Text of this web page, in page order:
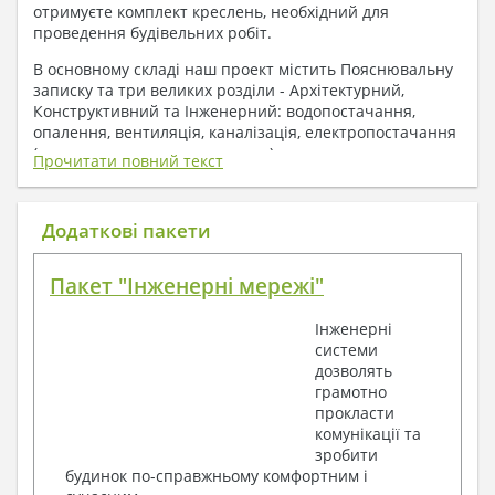
отримуєте комплект креслень, необхідний для
проведення будівельних робіт.
В основному складі наш проект містить Пояснювальну
записку та три великих розділи - Архітектурний,
Конструктивний та Інженерний: водопостачання,
опалення, вентиляція, каналізація, електропостачання
( купується за додаткову плату ).
1. До складу Архітектурного розділу
входять:
План покрівлі
Фасади з даними зовнішніх оздоблень
Елементи прорізів – специфікація
Дані перемичок – перетин та специфікація
Обсяги основних будівельних матеріалів
Архітектурні вузли в конструкціях
2. До складу Конструктивного розділу
Прочитати повний текст
Додаткові пакети
Пакет "Інженерні мережі"
Інженерні
системи
дозволять
грамотно
прокласти
комунікації та
зробити
будинок по-справжньому комфортним і